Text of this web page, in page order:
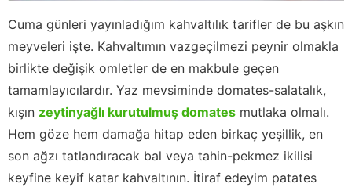
Cuma günleri yayınladığım kahvaltılık tarifler de bu aşkın
meyveleri işte. Kahvaltımın vazgeçilmezi peynir olmakla
birlikte değişik omletler de en makbule geçen
tamamlayıcılardır. Yaz mevsiminde domates-salatalık,
kışın zeytinyağlı kurutulmuş domates mutlaka olmalı.
Hem göze hem damağa hitap eden birkaç yeşillik, en
son ağzı tatlandıracak bal veya tahin-pekmez ikilisi
keyfine keyif katar kahvaltının. İtiraf edeyim patates